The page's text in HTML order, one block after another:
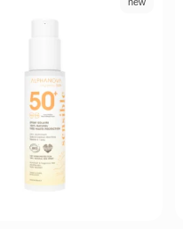
new